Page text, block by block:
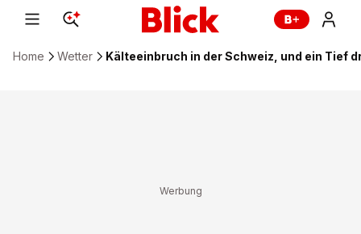
Home Wetter Kälteeinbruch in der Schweiz, und ein Tief